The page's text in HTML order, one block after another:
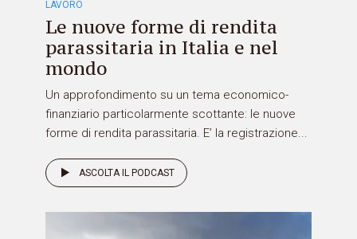
LAVORO
Le nuove forme di rendita
parassitaria in Italia e nel
mondo
Un approfondimento su un tema economico-
finanziario particolarmente scottante: le nuove
forme di rendita parassitaria. E’ la registrazione...
ASCOLTA IL PODCAST